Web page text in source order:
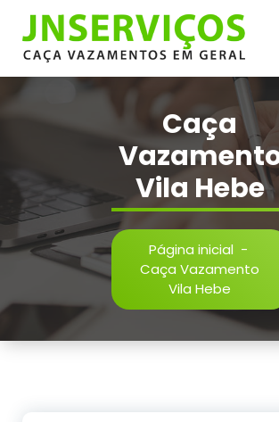
conteúdo
Reparos em Geral. Serviço de Caça Vazamento
Caça
Vila Hebe
Página inicial -
Caça Vazamento
Vila Hebe